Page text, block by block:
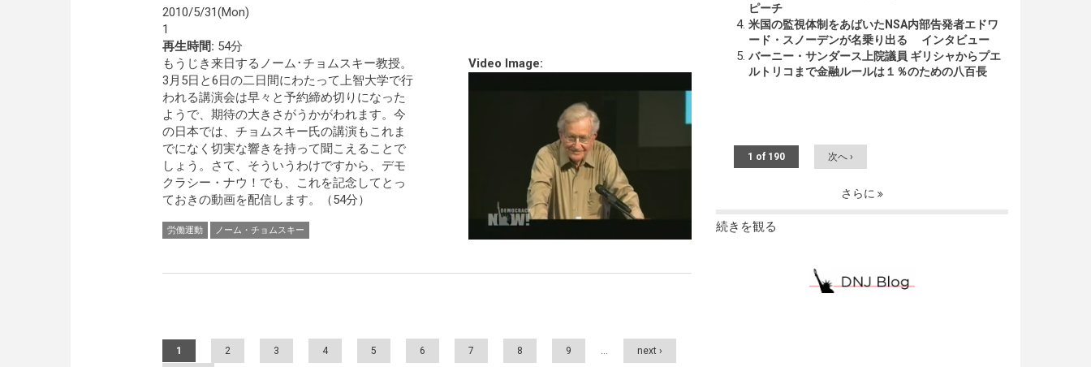
2010/5/31(Mon)
1
再生時間: 54分
Video Image:
もうじき来日するノーム･チョムスキー教授。
3月5日と6日の二日間にわたって上智大学で行
われる講演会は早々と予約締め切りになった
ようで、期待の大きさがうかがわれます。今
の日本では、チョムスキー氏の講演もこれま
でになく切実な響きを持って聞こえることで
しょう。さて、そういうわけですから、デモ
クラシー・ナウ！でも、これを記念してとっ
ておきの動画を配信します。（54分）
労働運動 ノーム・チョムスキー
Pages
1 2 3 4 5 6 7 8 9 … next ›
ピーチ
米国の監視体制をあばいたNSA内部告発者エドワ
ード・スノーデンが名乗り出る インタビュー
バーニー・サンダース上院議員 ギリシャからプエ
ルトリコまで金融ルールは１％のための八百長
1 of 190 次へ ›
さらに
続きを観る